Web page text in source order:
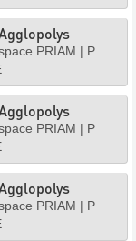
PRIAM | P
PRIAM | P
PRIAM | P